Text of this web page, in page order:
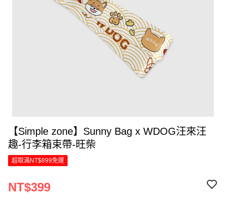
【Simple zone】Sunny Bag x WDOG汪來汪
趣-行李箱束帶-旺柴
超取滿NT$899免運
NT$399